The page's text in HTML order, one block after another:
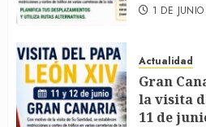
1 DE
Actualidad
Gran
la visita
11 de